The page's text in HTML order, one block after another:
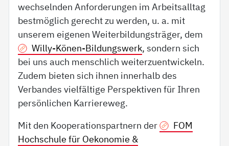
wechselnden Anforderungen im Arbeitsalltag
bestmöglich gerecht zu werden, u. a. mit
unserem eigenen Weiterbildungsträger, dem
Willy-Könen-Bildungswerk, sondern sich
bei uns auch menschlich weiterzuentwickeln.
Zudem bieten sich ihnen innerhalb des
Verbandes vielfältige Perspektiven für Ihren
persönlichen Karriereweg.
Mit den Kooperationspartnern der
FOM
Hochschule für Oekonomie &